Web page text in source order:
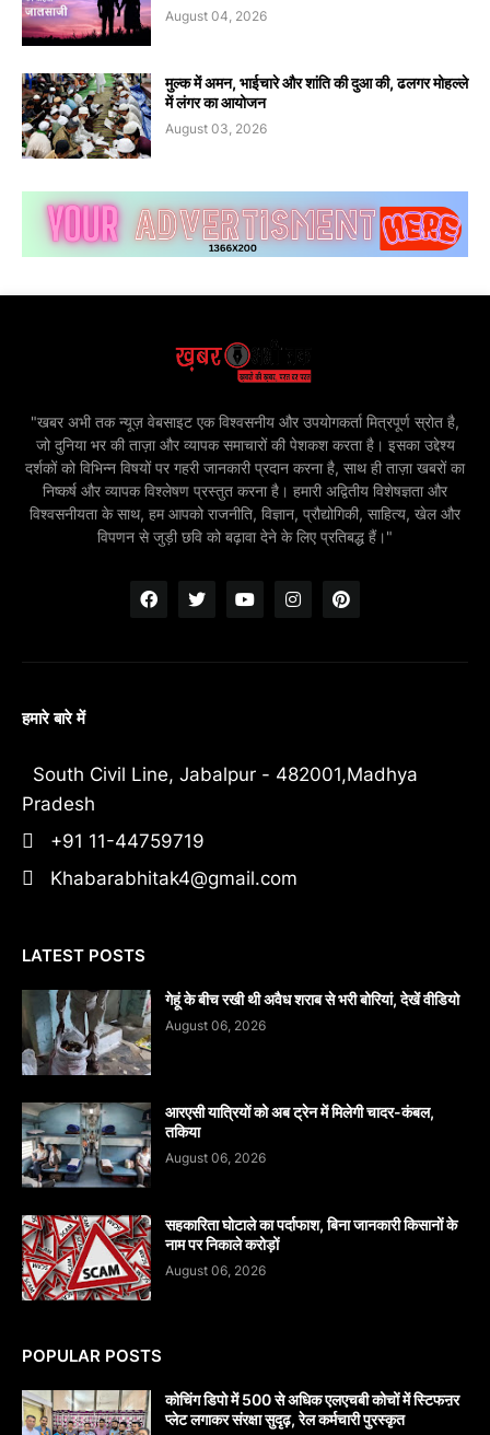
August 04, 2026
मुल्क में अमन, भाईचारे और शांति की दुआ की, ढलगर मोहल्ले
में लंगर का आयोजन
August 03, 2026
"खबर अभी तक न्यूज़ वेबसाइट एक विश्वसनीय और उपयोगकर्ता मित्रपूर्ण स्रोत है,
जो दुनिया भर की ताज़ा और व्यापक समाचारों की पेशकश करता है। इसका उद्देश्य
दर्शकों को विभिन्न विषयों पर गहरी जानकारी प्रदान करना है, साथ ही ताज़ा खबरों का
निष्कर्ष और व्यापक विश्लेषण प्रस्तुत करना है। हमारी अद्वितीय विशेषज्ञता और
विश्वसनीयता के साथ, हम आपको राजनीति, विज्ञान, प्रौद्योगिकी, साहित्य, खेल और
विपणन से जुड़ी छवि को बढ़ावा देने के लिए प्रतिबद्ध हैं।"
हमारे बारे में
South Civil Line, Jabalpur - 482001,Madhya
Pradesh
+91 11-44759719
Khabarabhitak4@gmail.com
LATEST POSTS
गेहूं के बीच रखी थी अवैध शराब से भरी बोरियां, देखें वीडियो
August 06, 2026
आरएसी यात्रियों को अब ट्रेन में मिलेगी चादर-कंबल,
तकिया
August 06, 2026
सहकारिता घोटाले का पर्दाफाश, बिना जानकारी किसानों के
नाम पर निकाले करोड़ों
August 06, 2026
POPULAR POSTS
कोचिंग डिपो में 500 से अधिक एलएचबी कोचों में स्टिफऩर
प्लेट लगाकर संरक्षा सुदृढ़, रेल कर्मचारी पुरस्कृत